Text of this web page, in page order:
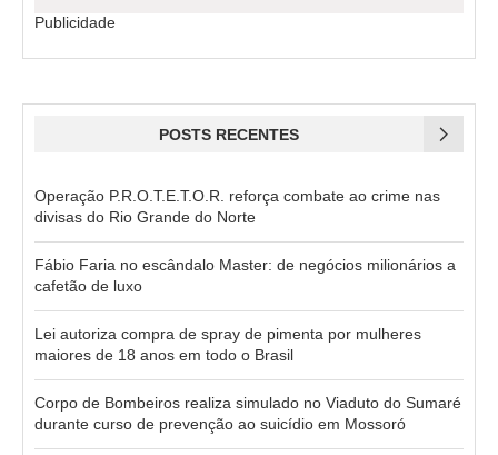
Publicidade
POSTS RECENTES
Operação P.R.O.T.E.T.O.R. reforça combate ao crime nas
divisas do Rio Grande do Norte
Fábio Faria no escândalo Master: de negócios milionários a
cafetão de luxo
Lei autoriza compra de spray de pimenta por mulheres
maiores de 18 anos em todo o Brasil
Corpo de Bombeiros realiza simulado no Viaduto do Sumaré
durante curso de prevenção ao suicídio em Mossoró